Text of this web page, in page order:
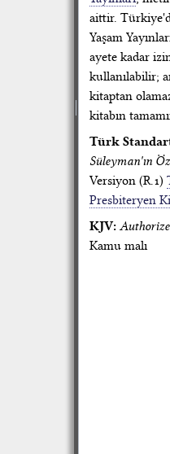
aittir.
Yaşam
ayete kadar
kullanılabilir;
kitaptan
kitabın
Türk
Süleyman'ın
Versiyon (R.1)
Presbiteryen
KJV:
Kamu malı